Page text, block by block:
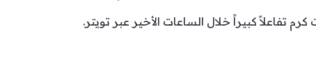
تفاعلاً كبيراً خلال الساعات الأخير عبر تويتر.